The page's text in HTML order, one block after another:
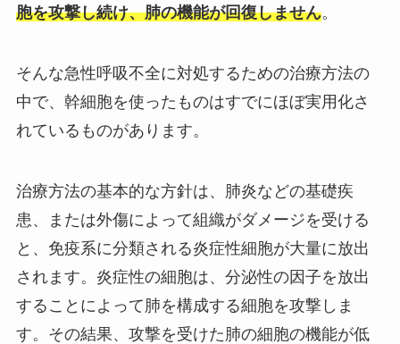
胞を攻撃し続け、肺の機能が回復しません。
そんな急性呼吸不全に対処するための治療方法の
中で、幹細胞を使ったものはすでにほぼ実用化さ
れているものがあります。
治療方法の基本的な方針は、肺炎などの基礎疾
患、または外傷によって組織がダメージを受ける
と、免疫系に分類される炎症性細胞が大量に放出
されます。炎症性の細胞は、分泌性の因子を放出
することによって肺を構成する細胞を攻撃しま
す。その結果、攻撃を受けた肺の細胞の機能が低